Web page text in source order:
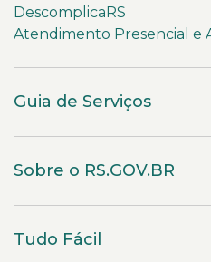
DescomplicaRS
Atendimento Presencial e
Guia de Serviços
Sobre o RS.GOV.BR
Tudo Fácil